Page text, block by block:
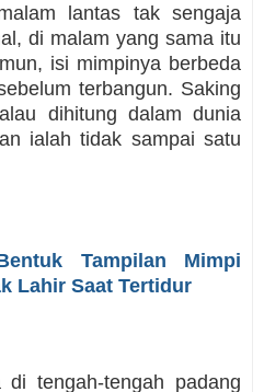
lantas tak sengaja
di malam yang sama itu
isi mimpinya berbeda
terbangun. Saking
dihitung dalam dunia
ialah tidak sampai satu
Tampilan Mimpi
Lahir Saat Tertidur
tengah-tengah padang